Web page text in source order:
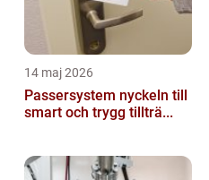
14 maj 2026
Passersystem nyckeln till
smart och trygg tillträ...